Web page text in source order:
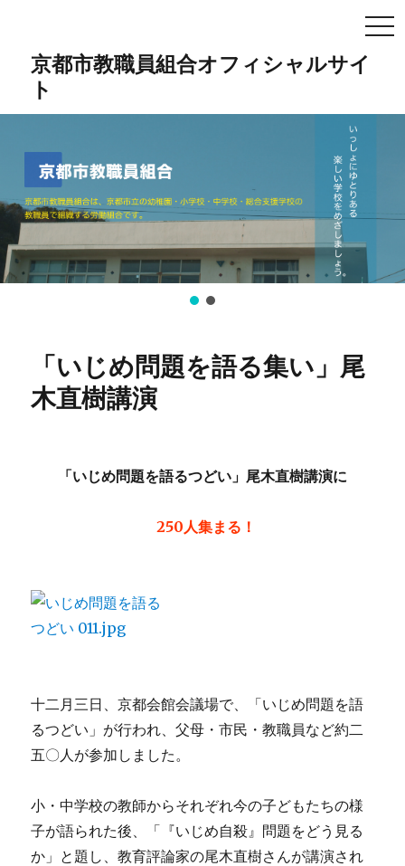
京都市教職員組合オフィシャルサイ
ト
「いじめ問題を語る集い」尾
木直樹講演
「いじめ問題を語るつどい」尾木直樹講演に
250人集まる！
十二月三日、京都会館会議場で、「いじめ問題を語
るつどい」が行われ、父母・市民・教職員など約二
五〇人が参加しました。
小・中学校の教師からそれぞれ今の子どもたちの様
子が語られた後、「『いじめ自殺』問題をどう見る
か」と題し、教育評論家の尾木直樹さんが講演され